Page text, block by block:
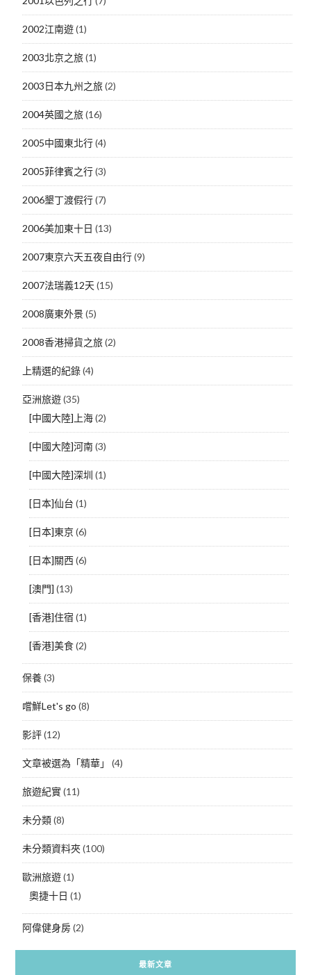
2002江南遊(1)
2003北京之旅(1)
2003日本九州之旅(2)
2004英國之旅(16)
2005中國東北行(4)
2005菲律賓之行(3)
2006墾丁渡假行(7)
2006美加東十日 (13)
2007東京六天五夜自由行(9)
2007法瑞義12天(15)
2008廣東外景(5)
2008香港掃貨之旅(2)
上精選的紀錄(4)
亞洲旅遊(35)
[中國大陸]上海(2)
[中國大陸]河南(3)
[中國大陸]深圳 (1)
[日本]仙台 (1)
[日本]東京(6)
[日本]關西(6)
[澳門] (13)
[香港]住宿 (1)
[香港]美食(2)
保養(3)
嚐鮮Let's go (8)
影評(12)
文章被選為「精華」 (4)
旅遊紀實(11)
未分類(8)
未分類資料夾(100)
歐洲旅遊(1)
奧捷十日 (1)
阿偉健身房(2)
最新文章